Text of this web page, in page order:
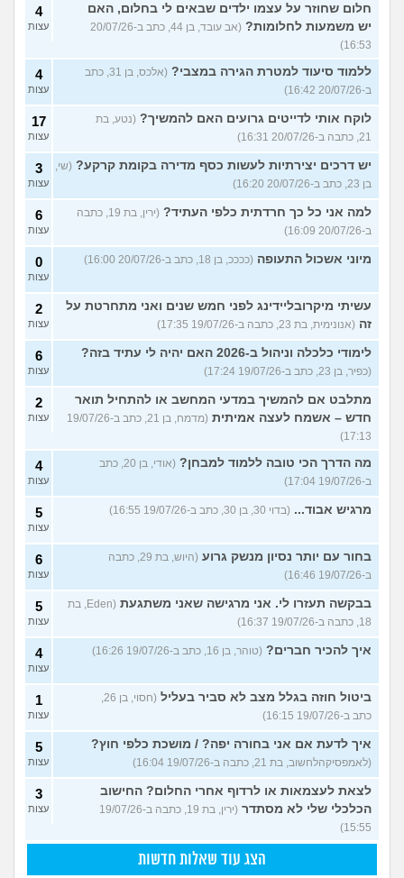
חלום שחוזר על עצמו ילדים שבאים לי בחלום, האם
יש משמעות לחלומות?
(אב עובד, בן 44, כתב ב-20/07/26
16:53)
4
עצות
ללמוד סיעוד למטרת הגירה במצבי?
(אלכס, בן 31, כתב
ב-20/07/26 16:42)
4
עצות
לוקח אותי לדייטים גרועים האם להמשיך? (נטע, בת
21, כתבה ב-20/07/26 16:31)
17
עצות
יש דרכים יצירתיות לעשות כסף מדירה בקומת קרקע? (שי,
בן 23, כתב ב-20/07/26 16:20)
3
עצות
למה אני כל כך חרדתית כלפי העתיד?
(ירין, בת 19, כתבה
ב-20/07/26 16:09)
6
עצות
מיוני אשכול התעופה (ככככ, בן 18, כתב ב-20/07/26 16:00) 0
עצות
עשיתי מיקרובליידינג לפני חמש שנים ואני מתחרטת על
זה (אנונימית, בת 23, כתבה ב-19/07/26 17:35)
2
עצות
לימודי כלכלה וניהול ב-2026 האם יהיה לי עתיד בזה?
(כפיר, בן 23, כתב ב-19/07/26 17:24)
6
עצות
מתלבט אם להמשיך במדעי המחשב או להתחיל תואר
חדש – אשמח לעצה אמיתית
(מדמח, בן 21, כתב ב-19/07/26
17:13)
2
עצות
מה הדרך הכי טובה ללמוד למבחן?
(אודי, בן 20, כתב
ב-19/07/26 17:04)
4
עצות
מרגיש אבוד... (בדוי 30, בן 30, כתב ב-19/07/26 16:55) 5
עצות
בחור עם יותר נסיון מנשק גרוע
(היוש, בת 29, כתבה
ב-19/07/26 16:46)
6
עצות
בבקשה תעזרו לי. אני מרגישה שאני משתגעת
(Eden, בת
18, כתבה ב-19/07/26 16:37)
5
עצות
איך להכיר חברים? (טוהר, בן 16, כתב ב-19/07/26 16:26) 4
עצות
ביטול חוזה בגלל מצב לא סביר בעליל
(חסוי, בן 26,
כתב ב-19/07/26 16:15)
1
עצות
איך לדעת אם אני בחורה יפה? / מושכת כלפי חוץ?
(לאמפסיקהלחשוב, בת 21, כתבה ב-19/07/26 16:04)
5
עצות
לצאת לעצמאות או לרדוף אחרי החלום? החישוב
הכלכלי שלי לא מסתדר
(ירין, בת 19, כתבה ב-19/07/26
15:55)
3
עצות
הצג עוד שאלות חדשות